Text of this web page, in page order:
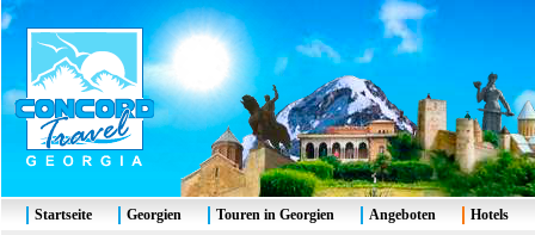
Startseite Georgien Touren in Georgien Angeboten Hotels